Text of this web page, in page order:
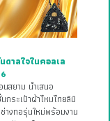
ดาลใจในคอลเล
สยาม นำเสนอ
กระเป๋าผ้าไหมไทยลิมิ
างทอรุ่นใหม่พร้อมงาน